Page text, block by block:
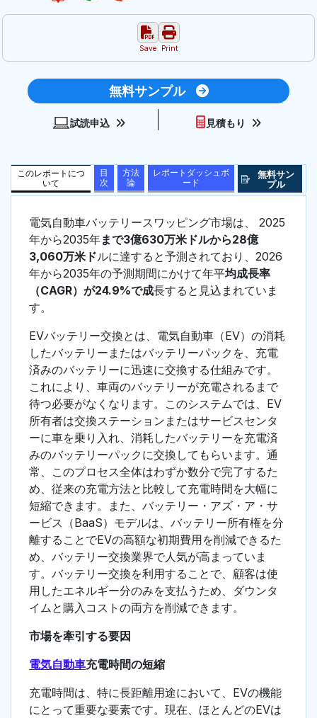
Save Print
無料サンプル
試読申込 見積もり
このレポートにつ
いて
目
次
方法
論
レポートダッシュボ
ード
無料サン
プル
電気自動車バッテリースワッピング市場は、 2025
年から2035年まで3億630万米ドルから28億
3,060万米ドルに達すると予測されており、2026
年から2035年の予測期間にかけて年平均成長率
（CAGR）が24.9%で成長すると見込まれていま
す。
EVバッテリー交換とは、電気自動車（EV）の消耗
したバッテリーまたはバッテリーパックを、充電
済みのバッテリーに迅速に交換する仕組みです。
これにより、車両のバッテリーが充電されるまで
待つ必要がなくなります。このシステムでは、EV
所有者は交換ステーションまたはサービスセンタ
ーに車を乗り入れ、消耗したバッテリーを充電済
みのバッテリーパックに交換してもらいます。通
常、このプロセス全体はわずか数分で完了するた
め、従来の充電方法と比較して充電時間を大幅に
短縮できます。また、バッテリー・アズ・ア・サ
ービス（BaaS）モデルは、バッテリー所有権を分
離することでEVの高額な初期費用を削減できるた
め、バッテリー交換業界で人気が高まっていま
す。バッテリー交換を利用することで、顧客は使
用したエネルギー分のみを支払うため、ダウンタ
イムと購入コストの両方を削減できます。
市場を牽引する要因
電気自動車充電時間の短縮
充電時間は、特に長距離用途において、EVの機能
にとって重要な要素です。現在、ほとんどのEVは